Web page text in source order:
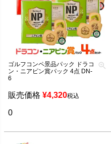
ゴルフコンペ景品パック ドラコ
ン・ニアピン賞パック 4点 DN-
6
販売価格 ¥4,320税込
0